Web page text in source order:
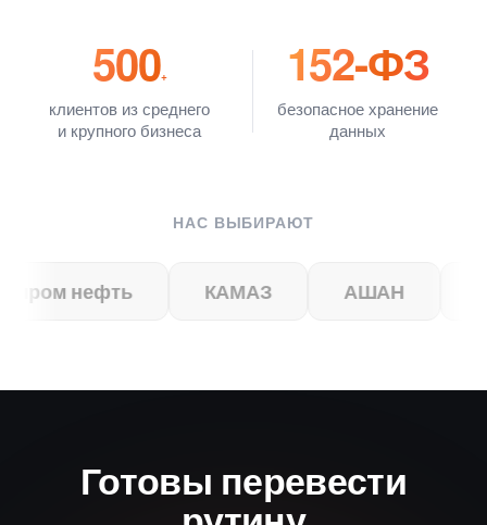
500+
клиентов из среднего
и крупного бизнеса
152-ФЗ
безопасное хранение
данных
НАС ВЫБИРАЮТ
нефть КАМАЗ АШАН
Готовы перевести